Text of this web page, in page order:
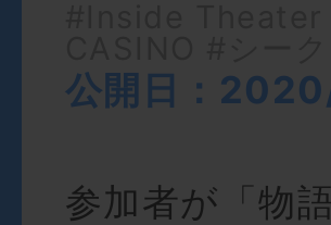
公開日：
参加者が「物